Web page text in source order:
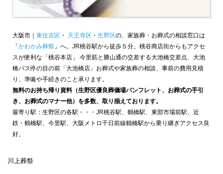
大阪市｜ 東住吉区 ・ 天王寺区 ・ 生野区の、家族葬・お葬式の相談窓口は
「かわかみ葬祭 」へ。JR桃谷駅から徒歩５分。桃谷商店街からもアクセ
スが便利な「桃谷本店」 今里筋と勝山通の交差する大池橋交差点、大池
橋バス停の目の前「大池橋店」お葬式や家族葬の相談、事前の費用見積
り、準備や手続きのこと承ります。
無料のお持ち帰り資料（生野区優良葬儀場パンフレット、お葬式の手引
き、お葬式のマナー他）を多数、取り揃えております。
最寄り駅：生野区の各駅・・・JR桃谷駅、鶴橋駅、東部市場前駅、近
鉄・鶴橋駅、今里駅、大阪メトロ千日前線鶴橋駅から乗り継ぎアクセス良
好。
川上葬祭